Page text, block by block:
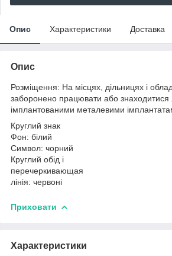
Опис Характеристики Доставка
Опис
Розміщення: На місцях, дільницях і
заборонено працювати або
імплантованими металевими
Круглий знак
Фон: білий
Символ: чорний
Круглий обід і
перечеркивающая
лінія: червоні
Приховати
Характеристики